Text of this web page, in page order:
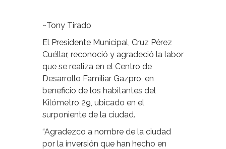
~Tony Tirado
El Presidente Municipal, Cruz Pérez
Cuéllar, reconoció y agradeció la labor
que se realiza en el Centro de
Desarrollo Familiar Gazpro, en
beneficio de los habitantes del
Kilómetro 29, ubicado en el
surponiente de la ciudad.
“Agradezco a nombre de la ciudad
por la inversión que han hecho en